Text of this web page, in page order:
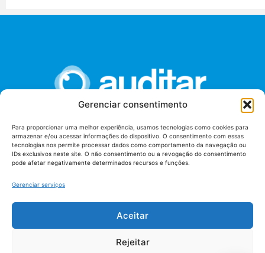
Gerenciar consentimento
Para proporcionar uma melhor experiência, usamos tecnologias como cookies para
armazenar e/ou acessar informações do dispositivo. O consentimento com essas
tecnologias nos permite processar dados como comportamento da navegação ou
IDs exclusivos neste site. O não consentimento ou a revogação do consentimento
pode afetar negativamente determinados recursos e funções.
Gerenciar serviços
Aceitar
Rejeitar
União dos Auditores Federais de Controle Externo -
AUDITAR
Setor de Administração Federal Sul (SAF/Sul), Qd. 04, Lt. 01
Tribunal de Contas da União (TCU), Subsolo, Sala S04
Termos de uso